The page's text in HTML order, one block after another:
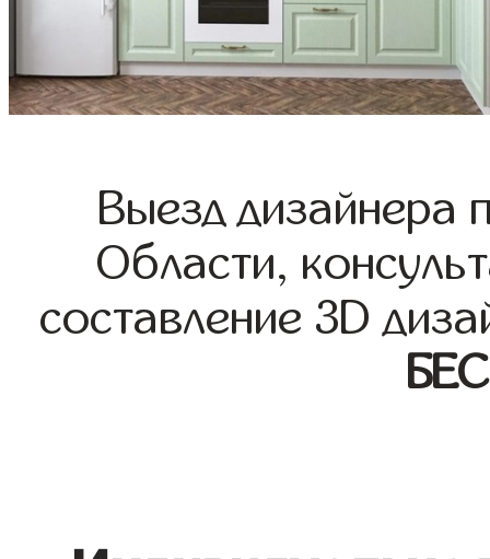
Выезд дизайнера
Области,
составление 3D